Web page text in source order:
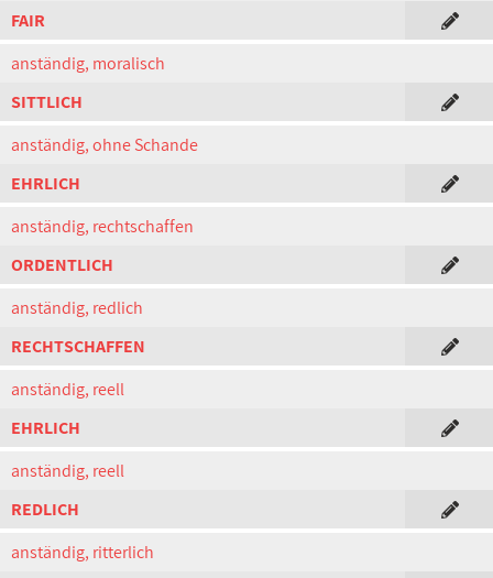
FAIR
anständig, moralisch
SITTLICH
anständig, ohne Schande
EHRLICH
anständig, rechtschaffen
ORDENTLICH
anständig, redlich
RECHTSCHAFFEN
anständig, reell
EHRLICH
anständig, reell
REDLICH
anständig, ritterlich